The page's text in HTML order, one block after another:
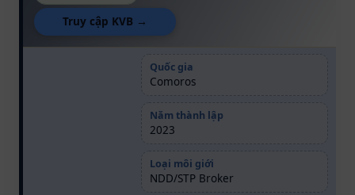
Truy cập KVB →
Quốc gia
Comoros
Năm thành lập
2023
Loại môi giới
NDD/STP Broker